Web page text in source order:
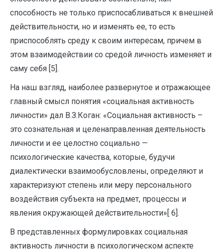
способность не только приспосабливаться к внешней
действительности, но и изменять ее, то есть
приспособлять среду к своим интересам, причем в
этом взаимодействии со средой личность изменяет и
саму себя [5].
На наш взгляд, наиболее развернутое и отражающее
главный смысл понятия «социальная активность
личности» дал В.З.Коган: «Социальная активность –
это сознательная и целенаправленная деятельность
личности и ее целостно социально —
психологические качества, которые, будучи
диалектически взаимообусловлены, определяют и
характеризуют степень или меру персонального
воздействия субъекта на предмет, процессы и
явления окружающей действительности»[ 6].
В представленных формулировках социальная
активность личности в психологическом аспекте